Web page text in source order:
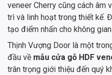
veneer Cherry cũng cách âm
trì và linh hoạt trong thiết kế.
tạo điểm nhấn cho không
Thịnh Vượng Door là một
đầu về mẫu cửa gỗ HDF
trân trọng giới thiệu đến quý